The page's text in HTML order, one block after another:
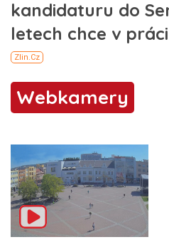
Webkamery